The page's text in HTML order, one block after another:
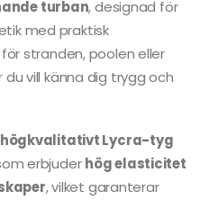
turban, designad för
med praktisk
stranden, poolen eller
vill känna dig trygg och
högkvalitativt Lycra-tyg
erbjuderhög elasticitet
, vilket garanterar